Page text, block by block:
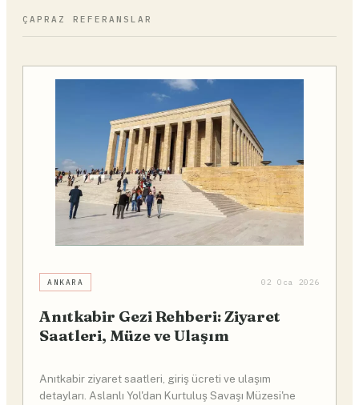
ÇAPRAZ REFERANSLAR
ANKARA 02 Oca 2026
Anıtkabir Gezi Rehberi: Ziyaret
Saatleri, Müze ve Ulaşım
Anıtkabir ziyaret saatleri, giriş ücreti ve ulaşım
detayları. Aslanlı Yol'dan Kurtuluş Savaşı Müzesi'ne